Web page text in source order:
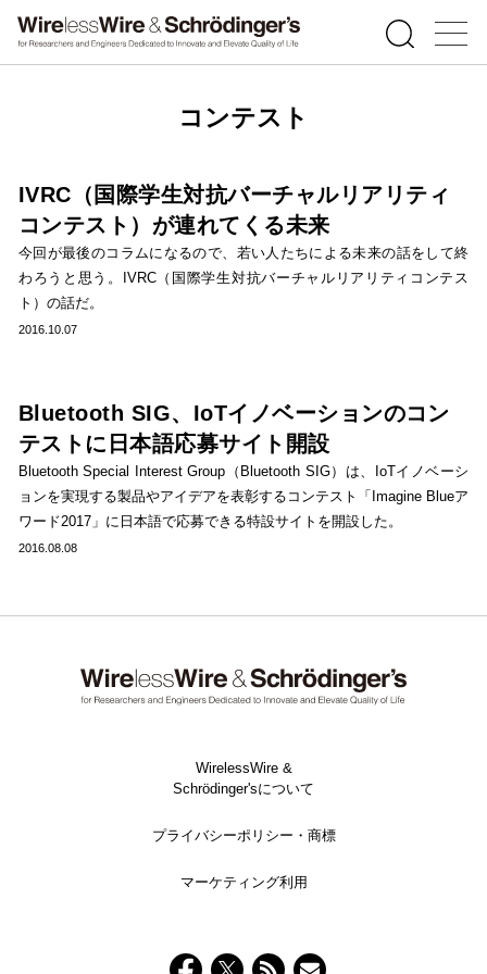
コンテスト
IVRC（国際学生対抗バーチャルリアリティ
コンテスト）が連れてくる未来
今回が最後のコラムになるので、若い人たちによる未来の話をして終
わろうと思う。IVRC（国際学生対抗バーチャルリアリティコンテス
ト）の話だ。
2016.10.07
Bluetooth SIG、IoTイノベーションのコン
テストに日本語応募サイト開設
Bluetooth Special Interest Group（Bluetooth SIG）は、IoTイノベーシ
ョンを実現する製品やアイデアを表彰するコンテスト「Imagine Blueア
ワード2017」に日本語で応募できる特設サイトを開設した。
2016.08.08
WirelessWire &
Schrödinger'sについて
プライバシーポリシー・商標
マーケティング利用